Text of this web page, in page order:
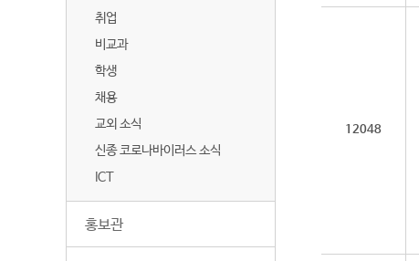
취업
비교과
학생
채용
교외 소식
신종 코로나바이러스 소식
ICT
홍보관
12048